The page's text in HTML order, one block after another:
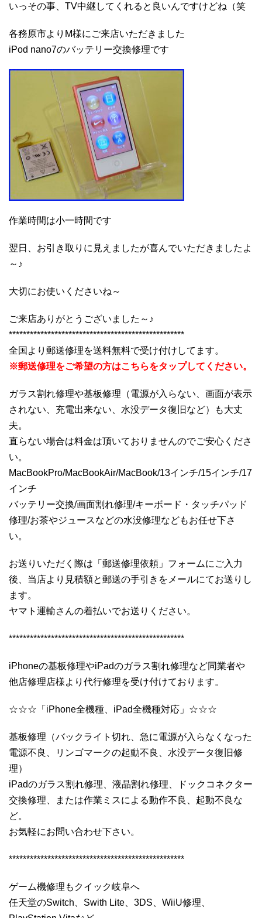
いっその事、TV中継してくれると良いんですけどね（笑
各務原市よりM様にご来店いただきました
iPod nano7のバッテリー交換修理です
作業時間は小一時間です
翌日、お引き取りに見えましたが喜んでいただきましたよ
～♪
大切にお使いくださいね～
ご来店ありがとうございました～♪
**************************************************
全国より郵送修理を送料無料で受け付けしてます。
※郵送修理をご希望の方はこちらをタップしてください。
ガラス割れ修理や基板修理（電源が入らない、画面が表示
されない、充電出来ない、水没データ復旧など）も大丈
夫。
直らない場合は料金は頂いておりませんのでご安心くださ
い。
MacBookPro/MacBookAir/MacBook/13インチ/15インチ/17
インチ
バッテリー交換/画面割れ修理/キーボード・タッチパッド
修理/お茶やジュースなどの水没修理などもお任せ下さ
い。
お送りいただく際は「郵送修理依頼」フォームにご入力
後、当店より見積額と郵送の手引きをメールにてお送りし
ます。
ヤマト運輸さんの着払いでお送りください。
**************************************************
iPhoneの基板修理やiPadのガラス割れ修理など同業者や
他店修理店様より代行修理を受け付けております。
☆☆☆「iPhone全機種、iPad全機種対応」☆☆☆
基板修理（バックライト切れ、急に電源が入らなくなった
電源不良、リンゴマークの起動不良、水没データ復旧修
理）
iPadのガラス割れ修理、液晶割れ修理、ドックコネクター
交換修理、または作業ミスによる動作不良、起動不良な
ど。
お気軽にお問い合わせ下さい。
**************************************************
ゲーム機修理もクイック岐阜へ
任天堂のSwitch、Swith Lite、3DS、WiiU修理、